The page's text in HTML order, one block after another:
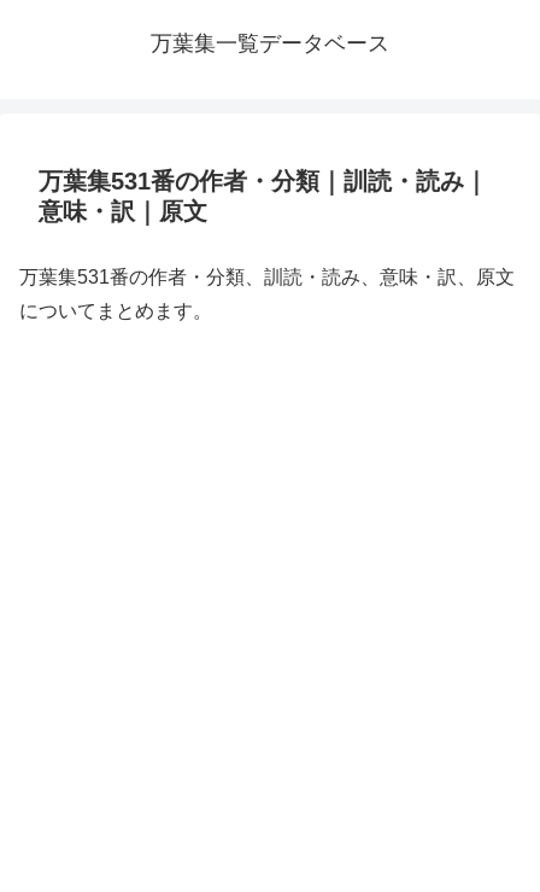
万葉集一覧データベース
万葉集531番の作者・分類｜訓読・読み｜
意味・訳｜原文
万葉集531番の作者・分類、訓読・読み、意味・訳、原文
についてまとめます。